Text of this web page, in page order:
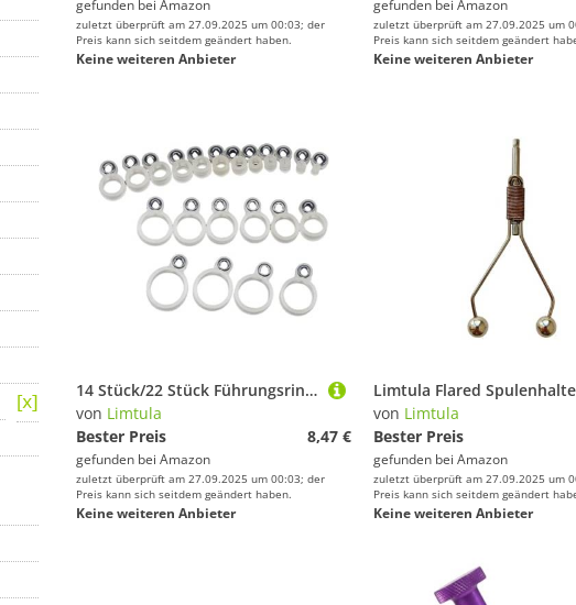
gefunden bei Amazon
zuletzt überprüft am 27.09.2025 um 00:03; der
Preis kann sich seitdem geändert haben.
Keine weiteren Anbieter
gefunden bei Amazon
zuletzt überprüft am 27.09.2025 um
Preis kann sich seitdem geändert
Keine weiteren Anbieter
14 Stück/22 Stück Führungsringe in verschiedenen Größen, O Angelrutendraht, Keramik, Zubehör, Schnur, schnelle Installation, Angelführungen
von Limtula
Bester Preis
8,47 €
gefunden bei Amazon
zuletzt überprüft am 27.09.2025 um 00:03; der
Preis kann sich seitdem geändert haben.
Keine weiteren Anbieter
von Limtula
Bester Preis
gefunden bei Amazon
zuletzt überprüft am 27.09.2025 um
Preis kann sich seitdem geändert
Keine weiteren Anbieter